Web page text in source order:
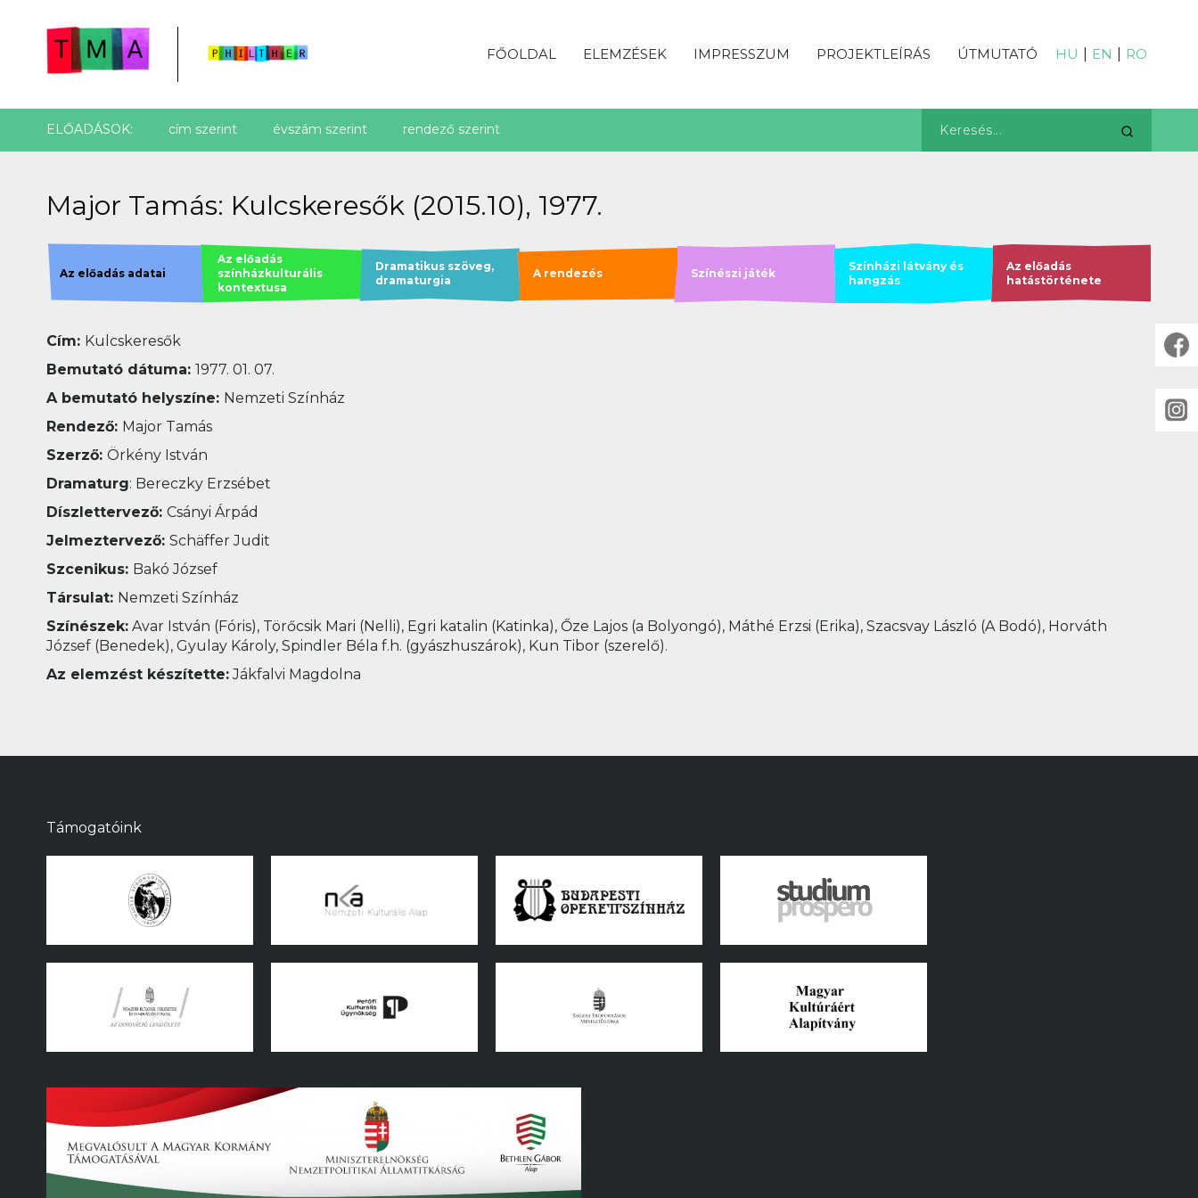
FŐOLDAL ELEMZÉSEK IMPRESSZUM PROJEKTLEÍRÁS ÚTMUTATÓ HU EN RO
ELŐADÁSOK: cím szerint évszám szerint rendező szerint
Major Tamás: Kulcskeresők (2015.10), 1977.
Az előadás adatai
Az előadás
színházkulturális
kontextusa
Dramatikus szöveg,
dramaturgia
A rendezés Színészi játék
Színházi látvány és
hangzás
Az előadás
hatástörténete
Cím: Kulcskeresők
Bemutató dátuma: 1977. 01. 07.
A bemutató helyszíne: Nemzeti Színház
Rendező: Major Tamás
Szerző: Örkény István
Dramaturg: Bereczky Erzsébet
Díszlettervező: Csányi Árpád
Jelmeztervező: Schäffer Judit
Szcenikus: Bakó József
Társulat: Nemzeti Színház
Színészek: Avar István (Fóris), Törőcsik Mari (Nelli), Egri katalin (Katinka), Őze Lajos (a Bolyongó), Máthé Erzsi (Erika), Szacsvay László (A Bodó), Horváth
József (Benedek), Gyulay Károly, Spindler Béla f.h. (gyászhuszárok), Kun Tibor (szerelő).
Az elemzést készítette:Jákfalvi Magdolna
Támogatóink